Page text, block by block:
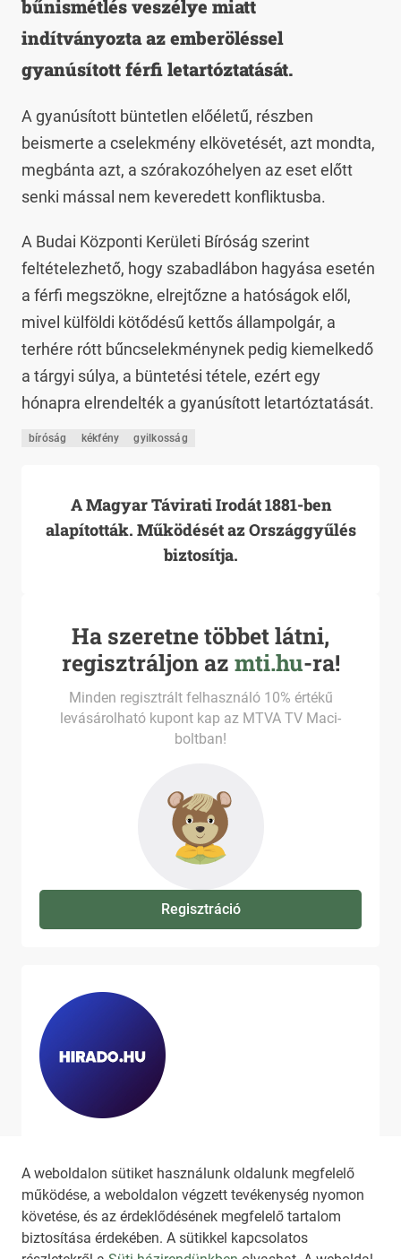
A weboldalon sütiket használunk oldalunk megfelelő
működése, a weboldalon végzett tevékenység nyomon
követése, és az érdeklődésének megfelelő tartalom
biztosítása érdekében. A sütikkel kapcsolatos
bűnismétlés veszélye miatt
indítványozta az emberöléssel
gyanúsított férfi letartóztatását.
A gyanúsított büntetlen előéletű, részben
beismerte a cselekmény elkövetését, azt mondta,
megbánta azt, a szórakozóhelyen az eset előtt
senki mással nem keveredett konfliktusba.
A Budai Központi Kerületi Bíróság szerint
feltételezhető, hogy szabadlábon hagyása esetén
a férfi megszökne, elrejtőzne a hatóságok elől,
mivel külföldi kötődésű kettős állampolgár, a
terhére rótt bűncselekménynek pedig kiemelkedő
a tárgyi súlya, a büntetési tétele, ezért egy
hónapra elrendelték a gyanúsított letartóztatását.
bíróság kékfény gyilkosság
A Magyar Távirati Irodát 1881-ben
alapították. Működését az Országgyűlés
biztosítja.
Ha szeretne többet látni,
regisztráljon az mti.hu-ra!
Minden regisztrált felhasználó 10% értékű
levásárolható kupont kap az MTVA TV Maci-
boltban!
Regisztráció
látni, látogassa meg ahirado.hu
oldalát!